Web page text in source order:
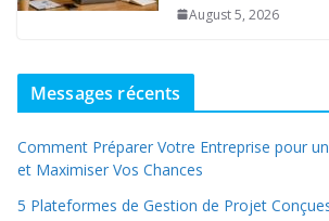
August 5, 2026
Messages récents
Comment Préparer Votre Entreprise pour
et Maximiser Vos Chances
5 Plateformes de Gestion de Projet